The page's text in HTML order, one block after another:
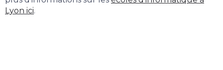
Lyon ici.